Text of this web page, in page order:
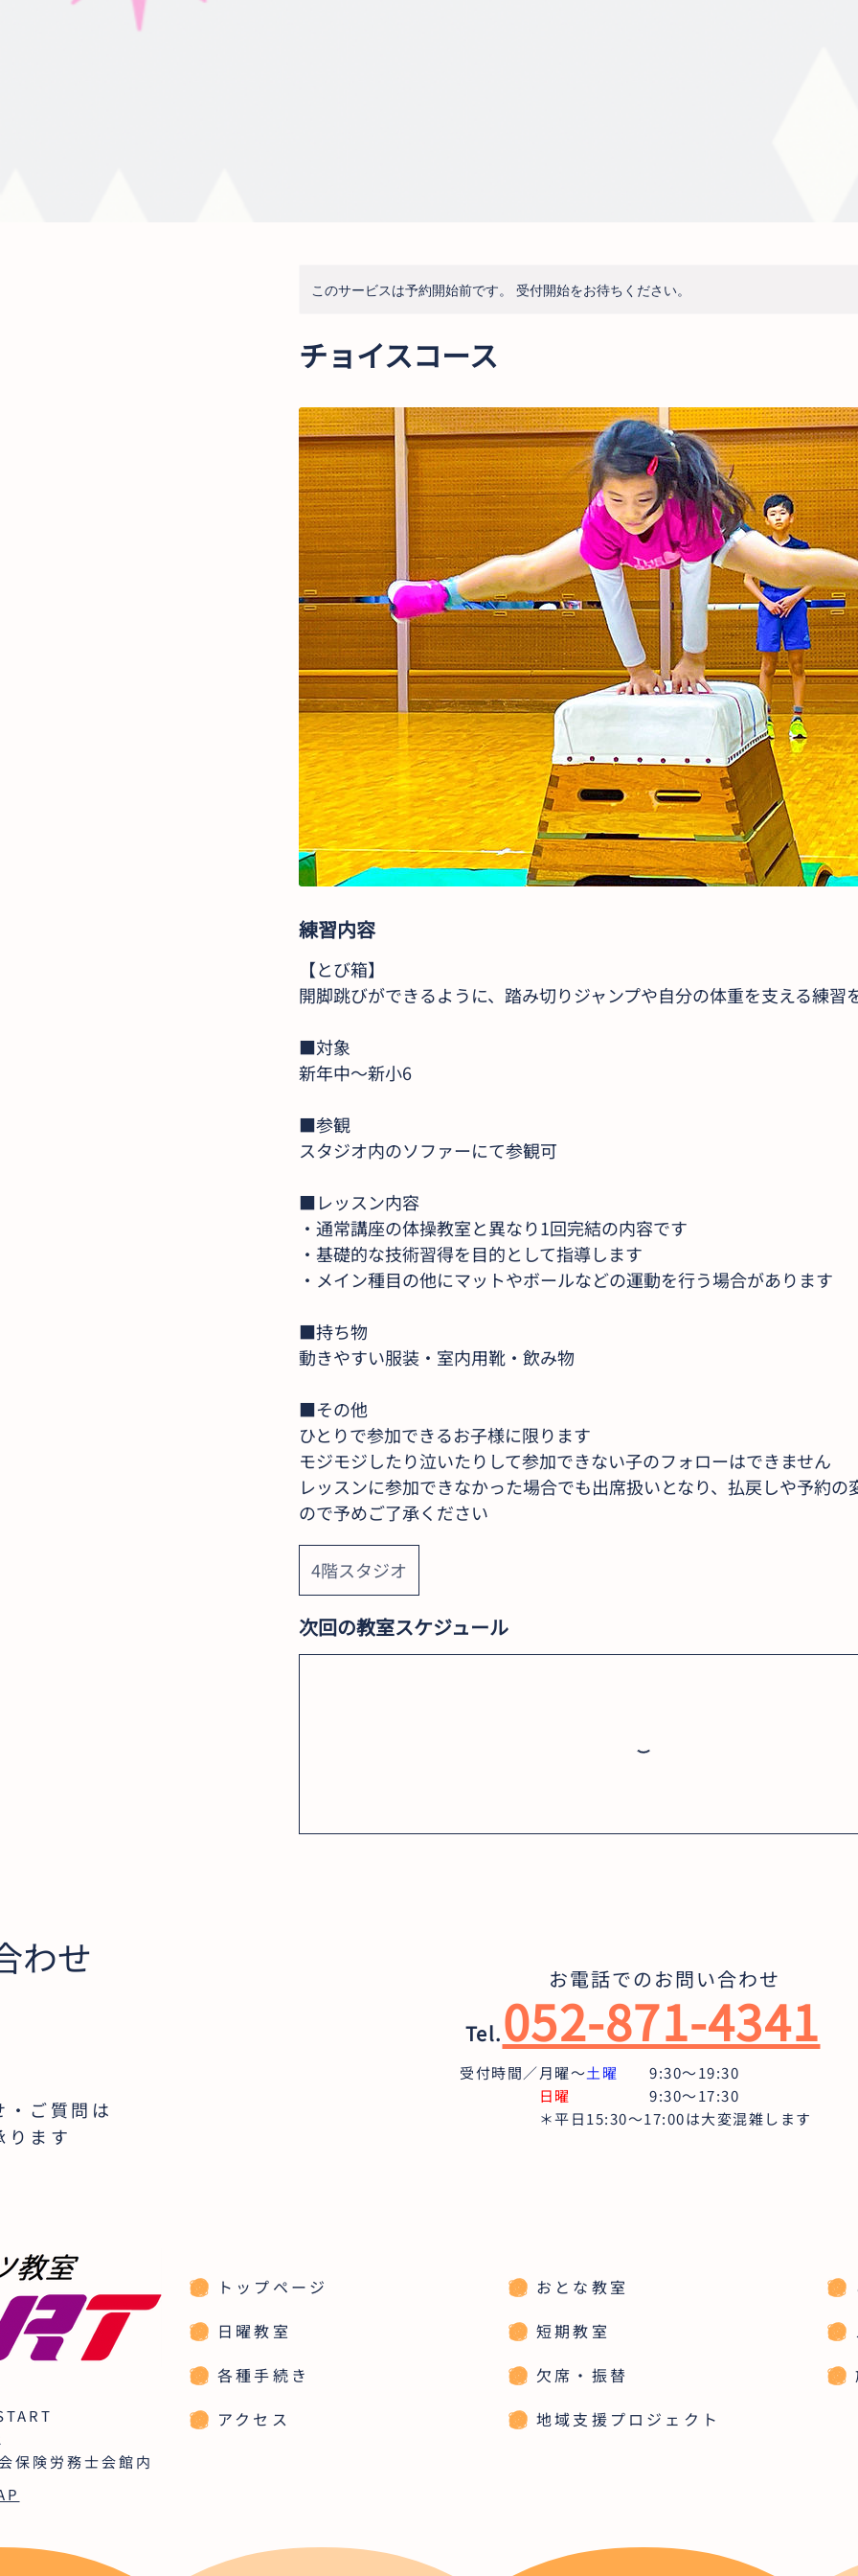
このサービスは予約開始前です。 受付開始をお待ちください。
チョイスコース
練習内容
【とび箱】
開脚跳びができるように、踏み切りジャンプや自分の体重を支える練習
■対象
新年中〜新小6
■参観
スタジオ内のソファーにて参観可
■レッスン内容
・通常講座の体操教室と異なり1回完結の内容です
・基礎的な技術習得を目的として指導します
・メイン種目の他にマットやボールなどの運動を行う場合があります
■持ち物
動きやすい服装・室内用靴・飲み物
■その他
ひとりで参加できるお子様に限ります
モジモジしたり泣いたりして参加できない子のフォローはできません
レッスンに参加できなかった場合でも出席扱いとなり、払戻しや予約の
ので予めご了承ください
4階スタジオ
次回の教室スケジュール
わせ
・ご質問は
ります
お電話でのお問い合わせ
Tel.052-871-4341
受付時間／月曜〜土曜 9:30〜19:30
日曜
9:30～17:30
＊平日15:30～17:00は大変混雑します
保険労務士会館内
トップページ
日曜教室
各種手続き
アクセス
おとな教室
短期教室
欠席・振替
地域支援プロジェクト